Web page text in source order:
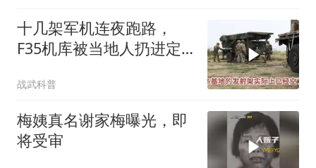
十几架军机连夜跑路，
F35机库被当地人扔进定
让人掀了个干净
战武科普
梅姨真名谢家梅曝光，即
将受审